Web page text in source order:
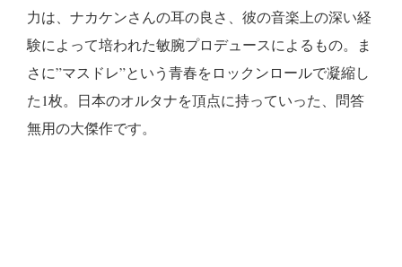
力は、ナカケンさんの耳の良さ、彼の音楽上の深い経
験によって培われた敏腕プロデュースによるもの。ま
さに”マスドレ”という青春をロックンロールで凝縮し
た1枚。日本のオルタナを頂点に持っていった、問答
無用の大傑作です。